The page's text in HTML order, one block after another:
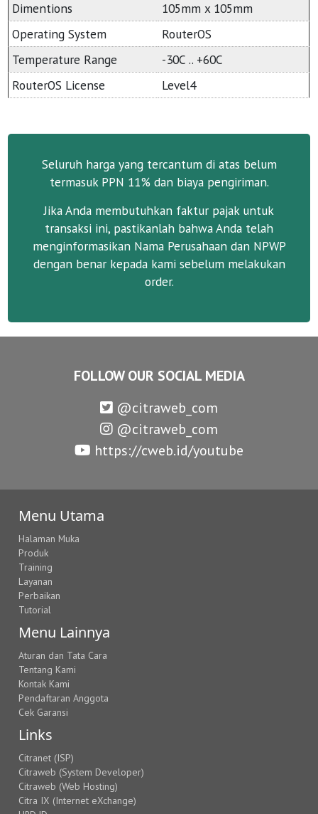
Dimentions
105mm x 105mm
Operating System
RouterOS
Temperature Range
-30C .. +60C
RouterOS License
Level4
Seluruh harga yang tercantum di atas belum
termasuk PPN 11% dan biaya pengiriman.
Jika Anda membutuhkan faktur pajak untuk
transaksi ini, pastikanlah bahwa Anda telah
menginformasikan Nama Perusahaan dan NPWP
dengan benar kepada kami sebelum melakukan
order.
FOLLOW OUR SOCIAL MEDIA
@citraweb_com
@citraweb_com
https://cweb.id/youtube
Menu Utama
Halaman Muka
Produk
Training
Layanan
Perbaikan
Tutorial
Menu Lainnya
Aturan dan Tata Cara
Tentang Kami
Kontak Kami
Pendaftaran Anggota
Cek Garansi
Links
Citranet (ISP)
Citraweb (System Developer)
Citraweb (Web Hosting)
Citra IX (Internet eXchange)